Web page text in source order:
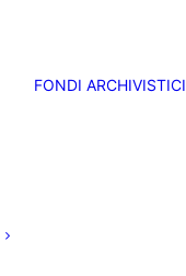
FONDI ARCHIVISTICI